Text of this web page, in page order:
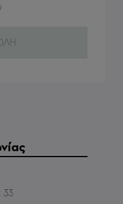
33